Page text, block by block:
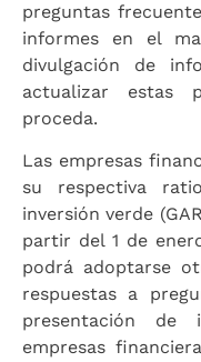
preguntas
informes en el
divulgación de
actualizar estas
proceda.
Las empresas
su respectiva
inversión verde
partir del 1 de
podrá adoptarse
respuestas a
presentación
empresas